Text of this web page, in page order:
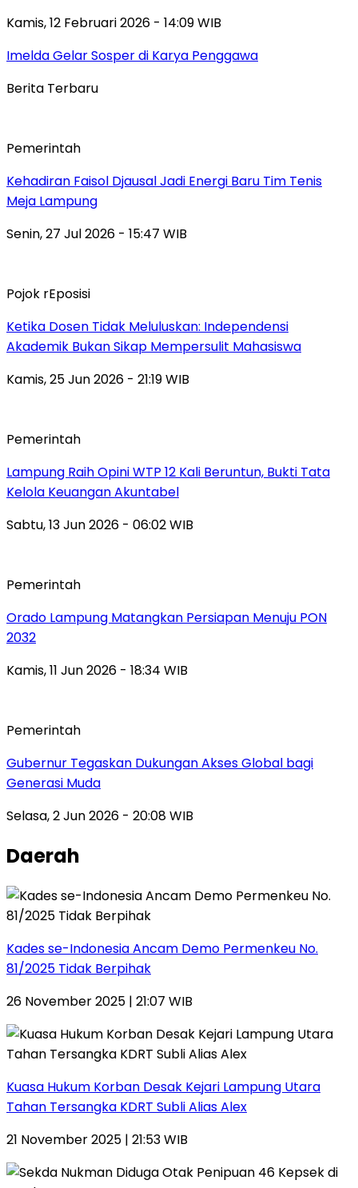
Kamis, 12 Februari 2026 - 14:09 WIB
Imelda Gelar Sosper di Karya Penggawa
Berita Terbaru
Pemerintah
Kehadiran Faisol Djausal Jadi Energi Baru Tim Tenis
Meja Lampung
Senin, 27 Jul 2026 - 15:47 WIB
Pojok rEposisi
Ketika Dosen Tidak Meluluskan: Independensi
Akademik Bukan Sikap Mempersulit Mahasiswa
Kamis, 25 Jun 2026 - 21:19 WIB
Pemerintah
Lampung Raih Opini WTP 12 Kali Beruntun, Bukti Tata
Kelola Keuangan Akuntabel
Sabtu, 13 Jun 2026 - 06:02 WIB
Pemerintah
Orado Lampung Matangkan Persiapan Menuju PON
2032
Kamis, 11 Jun 2026 - 18:34 WIB
Pemerintah
Gubernur Tegaskan Dukungan Akses Global bagi
Generasi Muda
Selasa, 2 Jun 2026 - 20:08 WIB
Daerah
Kades se-Indonesia Ancam Demo Permenkeu No.
81/2025 Tidak Berpihak
26 November 2025 | 21:07 WIB
Kuasa Hukum Korban Desak Kejari Lampung Utara
Tahan Tersangka KDRT Subli Alias Alex
21 November 2025 | 21:53 WIB